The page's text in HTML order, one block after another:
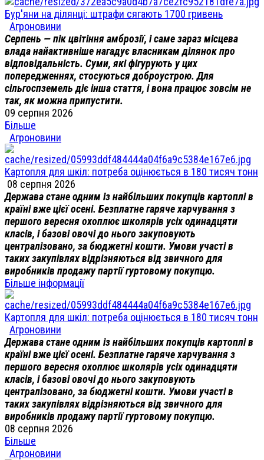
Бур'яни на ділянці: штрафи сягають 1700 гривень
Агроновини
Серпень — пік цвітіння амброзії, і саме зараз місцева
влада найактивніше нагадує власникам ділянок про
відповідальність. Суми, які фігурують у цих
попередженнях, стосуються доброустрою. Для
сільгоспземель діє інша стаття, і вона працює зовсім не
так, як можна припустити.
09 серпня 2026
Більше
Агроновини
Картопля для шкіл: потреба оцінюється в 180 тисяч тонн
08 серпня 2026
Держава стане одним із найбільших покупців картоплі в
країні вже цієї осені. Безплатне гаряче харчування з
першого вересня охоплює школярів усіх одинадцяти
класів, і базові овочі до нього закуповують
централізовано, за бюджетні кошти. Умови участі в
таких закупівлях відрізняються від звичного для
виробників продажу партії гуртовому покупцю.
Більше інформації
Картопля для шкіл: потреба оцінюється в 180 тисяч тонн
Агроновини
Держава стане одним із найбільших покупців картоплі в
країні вже цієї осені. Безплатне гаряче харчування з
першого вересня охоплює школярів усіх одинадцяти
класів, і базові овочі до нього закуповують
централізовано, за бюджетні кошти. Умови участі в
таких закупівлях відрізняються від звичного для
виробників продажу партії гуртовому покупцю.
08 серпня 2026
Більше
Агроновини